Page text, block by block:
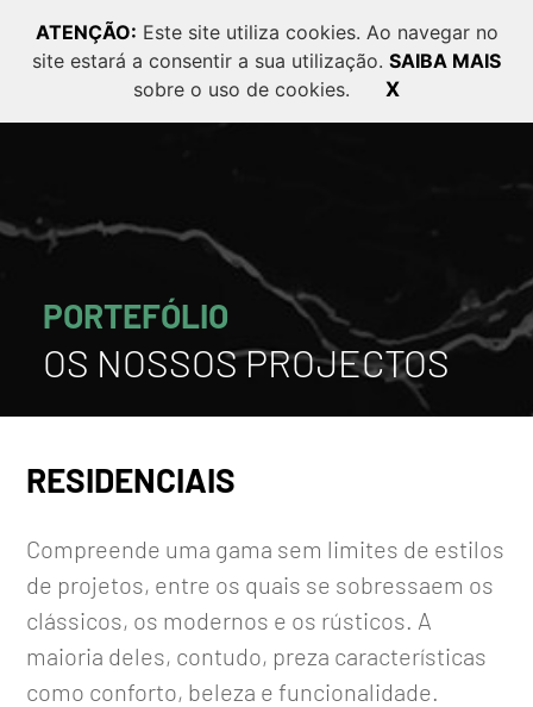
ATENÇÃO: Este site utiliza cookies. Ao navegar no
site estará a consentir a sua utilização. SAIBA MAIS
sobre o uso de cookies.
X
PT EN FR
PORTEFÓLIO
OS NOSSOS PROJECTOS
RESIDENCIAIS
Compreende uma gama sem limites de estilos
de projetos, entre os quais se sobressaem os
clássicos, os modernos e os rústicos. A
maioria deles, contudo, preza características
como conforto, beleza e funcionalidade.